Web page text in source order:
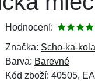
Hodnocení:
Značka: Scho-ka-kola
Barva: Barevné
Kód zboží: 40505,